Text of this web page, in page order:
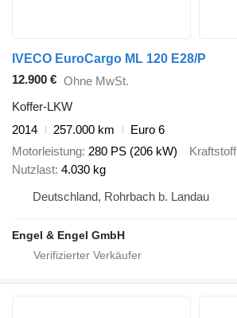
IVECO EuroCargo ML 120 E28/P
12.900 € Ohne MwSt.
Koffer-LKW
2014
257.000 km
Euro 6
Motorleistung 280 PS (206 kW) Kraftstoff
Nutzlast 4.030 kg
Deutschland, Rohrbach b. Landau
Engel & Engel GmbH